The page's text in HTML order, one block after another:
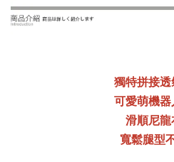
獨特拼接
可愛萌機
滑順尼
寬鬆腿型